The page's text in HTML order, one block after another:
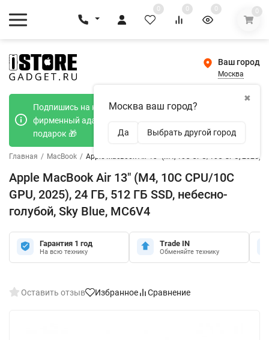
0 0 0 0
Ваш город
Москва
✖
Москва ваш город?
Да Выбрать другой город
Подпишись на наш телеграмм канал и получи
фирменный адаптер Type-C 20W при покупке в
подарок 🎁
Главная / MacBook / Apple MacBook Air 13" (M4, 10C CPU/10C GPU, 2025),
Apple MacBook Air 13" (M4, 10C CPU/10C
GPU, 2025), 24 ГБ, 512 ГБ SSD, небесно-
голубой, Sky Blue, MC6V4
Гарантия 1 год
На всю технику
Trade IN
Обменяйте технику
Оставить отзыв Избранное Сравнение